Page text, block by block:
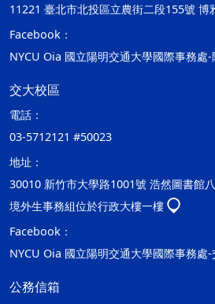
11221 臺北市北投區立農街二段155號 博
Facebook：
NYCU Oia 國立陽明交通大學國際事務處
交大校區
電話：
03-5712121 #50023
地址：
30010 新竹市大學路1001號 浩然圖書館
境外生事務組位於行政大樓一樓
Facebook：
NYCU Oia 國立陽明交通大學國際事務處
公務信箱